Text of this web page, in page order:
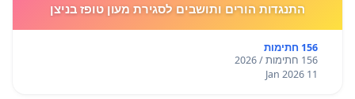
התנגדות הורים ותושבים לסגירת מעון טופז בניצן
156 חתימות
156 חתימות / 2026
11 Jan 2026